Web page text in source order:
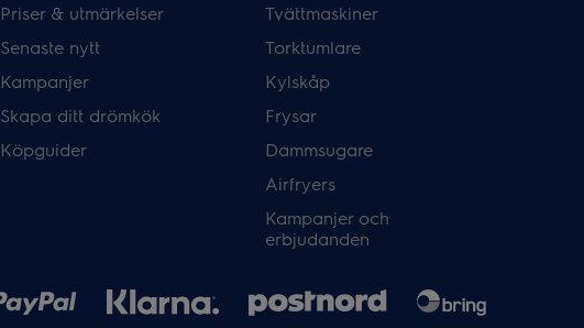
Priser & utmärkelser
Senaste nytt
Kampanjer
Skapa ditt drömkök
Köpguider
Tvättmaskiner
Torktumlare
Kylskåp
Frysar
Dammsugare
Airfryers
Kampanjer och
erbjudanden